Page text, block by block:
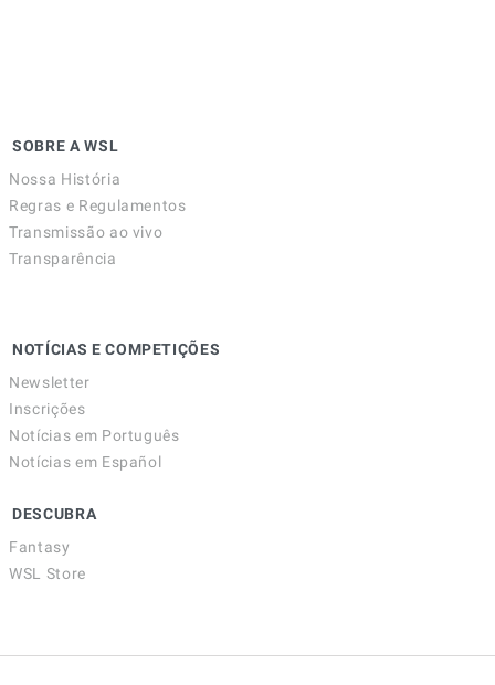
SOBRE A WSL
Nossa História
Regras e Regulamentos
Transmissão ao vivo
Transparência
NOTÍCIAS E COMPETIÇÕES
Newsletter
Inscrições
Notícias em Português
Notícias em Español
DESCUBRA
Fantasy
WSL Store